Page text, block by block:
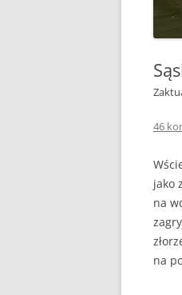
46
jako
na
na